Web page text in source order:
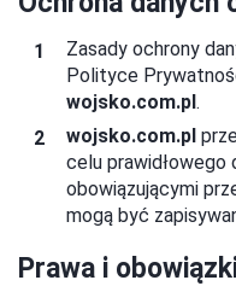
Zasady ochrony
Polityce
wojsko.com.pl.
wojsko.com.pl
celu prawidłowego
obowiązującymi
mogą być
Prawa i